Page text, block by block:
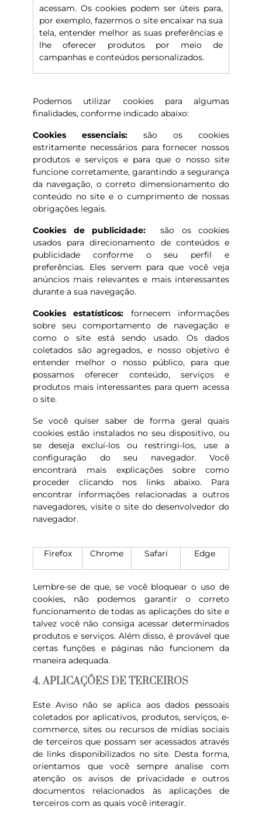
acessam. Os cookies podem ser úteis para,
por exemplo, fazermos o site encaixar na sua
tela, entender melhor as suas preferências e
lhe oferecer produtos por meio de
campanhas e conteúdos personalizados.
Podemos utilizar cookies para algumas
finalidades, conforme indicado abaixo:
Cookies essenciais: são os cookies
estritamente necessários para fornecer nossos
produtos e serviços e para que o nosso site
funcione corretamente, garantindo a segurança
da navegação, o correto dimensionamento do
conteúdo no site e o cumprimento de nossas
obrigações legais.
Cookies de publicidade:
são os cookies
usados para direcionamento de conteúdos e
publicidade conforme o seu perfil e
preferências. Eles servem para que você veja
anúncios mais relevantes e mais interessantes
durante a sua navegação.
Cookies estatísticos: fornecem informações
sobre seu comportamento de navegação e
como o site está sendo usado. Os dados
coletados são agregados, e nosso objetivo é
entender melhor o nosso público, para que
possamos oferecer conteúdo, serviços e
produtos mais interessantes para quem acessa
o site.
Se você quiser saber de forma geral quais
cookies estão instalados no seu dispositivo, ou
se deseja excluí-los ou restringi-los, use a
configuração do seu navegador. Você
encontrará mais explicações sobre como
proceder clicando nos links abaixo. Para
encontrar informações relacionadas a outros
navegadores, visite o site do desenvolvedor do
navegador.
Firefox Chrome Safari Edge
Lembre-se de que, se você bloquear o uso de
cookies, não podemos garantir o correto
funcionamento de todas as aplicações do site e
talvez você não consiga acessar determinados
produtos e serviços. Além disso, é provável que
certas funções e páginas não funcionem da
maneira adequada.
4. APLICAÇÕES DE TERCEIROS
Este Aviso não se aplica aos dados pessoais
coletados por aplicativos, produtos, serviços, e-
commerce, sites ou recursos de mídias sociais
de terceiros que possam ser acessados através
de links disponibilizados no site. Desta forma,
orientamos que você sempre analise com
atenção os avisos de privacidade e outros
documentos relacionados às aplicações de
terceiros com as quais você interagir.